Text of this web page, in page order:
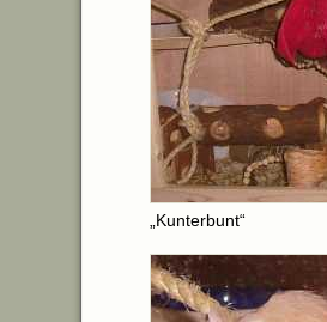
„Kunterbunt“